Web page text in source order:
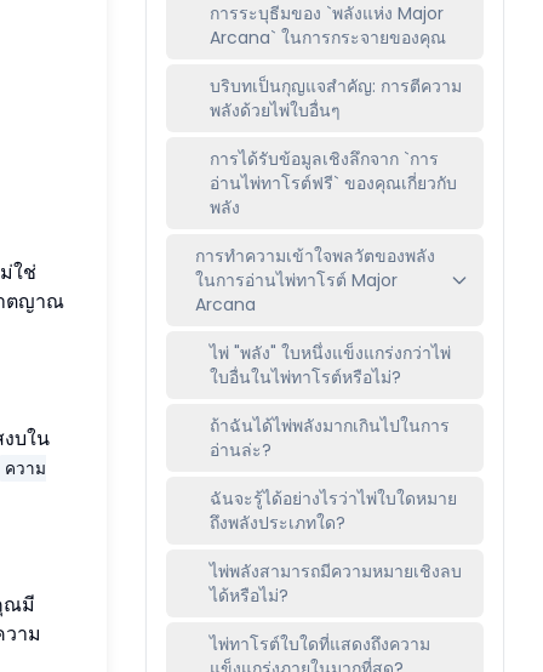
ใช่
ตญาณ
บใน
ความ
ณมี
าม
การระบุธีมของ `พลังแห่ง Major
Arcana` ในการกระจายของคุณ
บริบทเป็นกุญแจสำคัญ: การตีความ
พลังด้วยไพ่ใบอื่นๆ
การได้รับข้อมูลเชิงลึกจาก `การ
อ่านไพ่ทาโรต์ฟรี` ของคุณเกี่ยวกับ
พลัง
การทำความเข้าใจพลวัตของพลัง
ในการอ่านไพ่ทาโรต์ Major
Arcana
ไพ่ "พลัง" ใบหนึ่งแข็งแกร่งกว่าไพ่
ใบอื่นในไพ่ทาโรต์หรือไม่?
ถ้าฉันได้ไพ่พลังมากเกินไปในการ
อ่านล่ะ?
ฉันจะรู้ได้อย่างไรว่าไพ่ใบใดหมาย
ถึงพลังประเภทใด?
ไพ่พลังสามารถมีความหมายเชิงลบ
ได้หรือไม่?
ไพ่ทาโรต์ใบใดที่แสดงถึงความ